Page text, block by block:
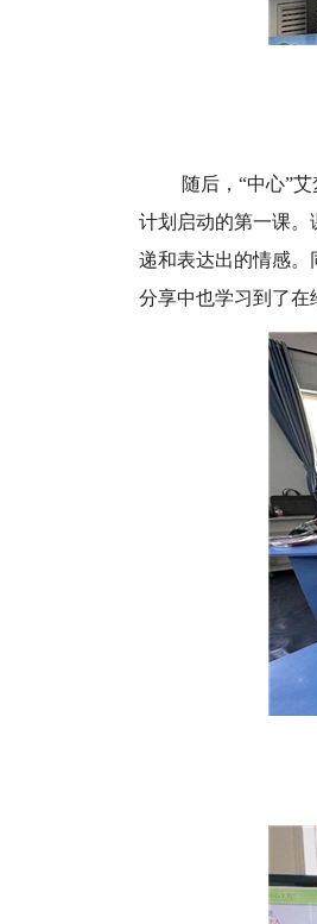
随后，“中心”
计划启动的第一课。
递和表达出的情感。
分享中也学习到了在